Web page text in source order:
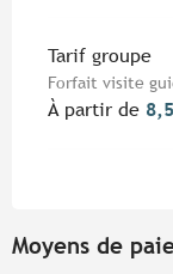
Tarif groupe
Forfait visite
À partir de
Moyens de